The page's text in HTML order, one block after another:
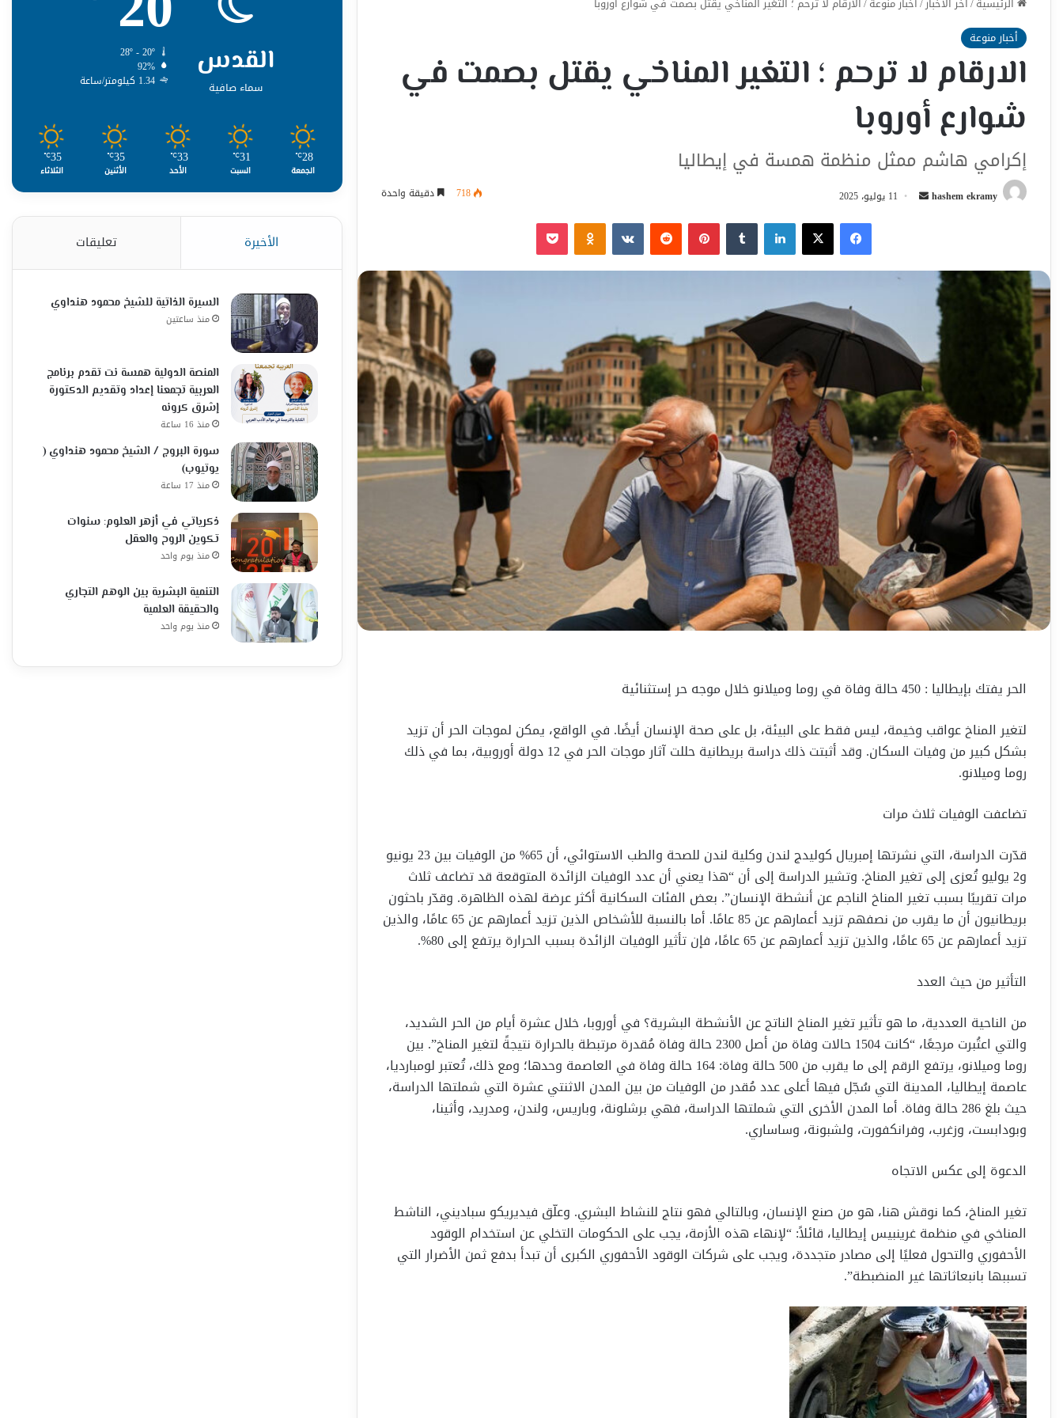
أخبار منوعة
الارقام لا ترحم ؛ التغير المناخي يقتل بصمت في
شوارع أوروبا
إكرامي هاشم ممثل منظمة همسة في إيطاليا
hashem ekramy
أرسل 11 يوليو، 2025 718 دقيقة واحدة
فيسبوك‫X لينكدإن بينتيريست Odnoklassniki
‫Pocket
الحر يفتك بإيطاليا : 450 حالة وفاة في روما وميلانو خلال موجه حر إستثنائية
لتغير المناخ عواقب وخيمة، ليس فقط على البيئة، بل على صحة الإنسان أيضًا. في الواقع، يمكن لموجات الحر أن تزيد
بشكل كبير من وفيات السكان. وقد أثبتت ذلك دراسة بريطانية حللت آثار موجات الحر في 12 دولة أوروبية، بما في ذلك
روما وميلانو.
تضاعفت الوفيات ثلاث مرات
قدّرت الدراسة، التي نشرتها إمبريال كوليدج لندن وكلية لندن للصحة والطب الاستوائي، أن 65% من الوفيات بين 23 يونيو
و2 يوليو تُعزى إلى تغير المناخ. وتشير الدراسة إلى أن “هذا يعني أن عدد الوفيات الزائدة المتوقعة قد تضاعف ثلاث
مرات تقريبًا بسبب تغير المناخ الناجم عن أنشطة الإنسان”. بعض الفئات السكانية أكثر عرضة لهذه الظاهرة. وقدّر باحثون
بريطانيون أن ما يقرب من نصفهم تزيد أعمارهم عن 85 عامًا. أما بالنسبة للأشخاص الذين تزيد أعمارهم عن 65 عامًا، والذين
تزيد أعمارهم عن 65 عامًا، والذين تزيد أعمارهم عن 65 عامًا، فإن تأثير الوفيات الزائدة بسبب الحرارة يرتفع إلى 80%.
التأثير من حيث العدد
من الناحية العددية، ما هو تأثير تغير المناخ الناتج عن الأنشطة البشرية؟ في أوروبا، خلال عشرة أيام من الحر الشديد،
والتي اعتُبرت مرجعًا، “كانت 1504 حالات وفاة من أصل 2300 حالة وفاة مُقدرة مرتبطة بالحرارة نتيجةً لتغير المناخ”. بين
روما وميلانو، يرتفع الرقم إلى ما يقرب من 500 حالة وفاة: 164 حالة وفاة في العاصمة وحدها؛ ومع ذلك، تُعتبر لومبارديا،
عاصمة إيطاليا، المدينة التي سُجّل فيها أعلى عدد مُقدر من الوفيات من بين المدن الاثنتي عشرة التي شملتها الدراسة،
حيث بلغ 286 حالة وفاة. أما المدن الأخرى التي شملتها الدراسة، فهي برشلونة، وباريس، ولندن، ومدريد، وأثينا،
وبودابست، وزغرب، وفرانكفورت، ولشبونة، وساساري.
الدعوة إلى عكس الاتجاه
تغير المناخ، كما نوقش هنا، هو من صنع الإنسان، وبالتالي فهو نتاج للنشاط البشري. وعلّق فيديريكو سباديني، الناشط
المناخي في منظمة غرينبيس إيطاليا، قائلاً: “لإنهاء هذه الأزمة، يجب على الحكومات التخلي عن استخدام الوقود
الأحفوري والتحول فعليًا إلى مصادر متجددة، ويجب على شركات الوقود الأحفوري الكبرى أن تبدأ بدفع ثمن الأضرار التي
تسببها بانبعاثاتها غير المنضبطة”.
القدس
سماء صافية
28º - 20º
92%
1.34 كيلومتر/ساعة
28
℃
الجمعة
31
℃
السبت
33
℃
الأحد
35
℃
الأثنين
35
℃
الثلاثاء
الأخيرة تعليقات
السيرة الذاتية للشيخ محمود هنداوي
منذ ساعتين
المنصة الدولية همسة نت تقدم برنامج
العربية تجمعنا إعداد وتقديم الدكتورة
إشرق كرونه
منذ 16 ساعة
سورة البروج / الشيخ محمود هنداوي (
يوتيوب)
منذ 17 ساعة
ذكرياتي في أزهر العلوم: سنوات
تكوين الروح والعقل
منذ يوم واحد
التنمية البشرية بين الوهم التجاري
والحقيقة العلمية
منذ يوم واحد